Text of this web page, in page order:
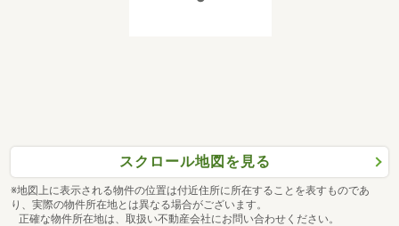
スクロール地図を見る
※地図上に表示される物件の位置は付近住所に所在することを表すものであ
り、実際の物件所在地とは異なる場合がございます。
正確な物件所在地は、取扱い不動産会社にお問い合わせください。